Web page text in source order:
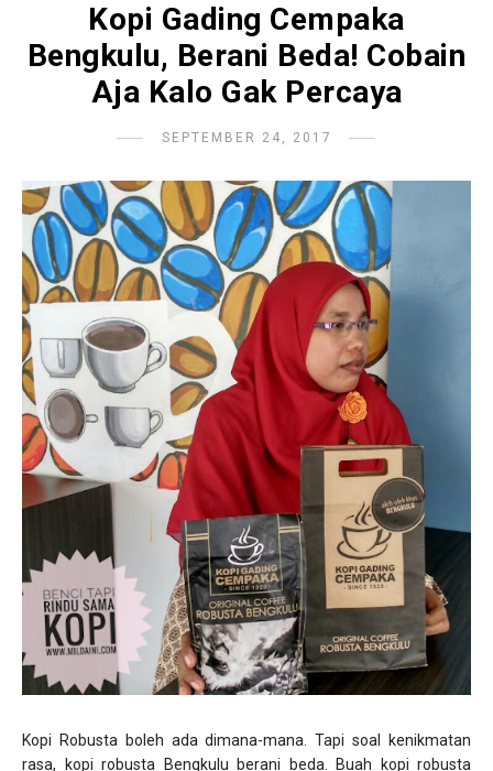
Kopi Gading Cempaka
Bengkulu, Berani Beda! Cobain
Aja Kalo Gak Percaya
SEPTEMBER 24, 2017
Kopi Robusta boleh ada dimana-mana. Tapi soal kenikmatan
rasa, kopi robusta Bengkulu berani beda. Buah kopi robusta